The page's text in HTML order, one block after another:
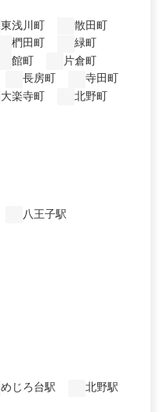
東浅川町
散田町
椚田町
緑町
館町
片倉町
長房町
寺田町
大楽寺町 北野町
八王子駅
めじろ台駅
北野駅